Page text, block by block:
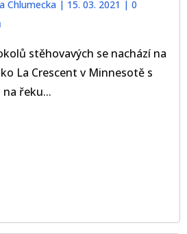
Chlumecka| 15. 03. 2021 | 0
stěhovavých se nachází na
La Crescent v Minnesotě s
řeku...